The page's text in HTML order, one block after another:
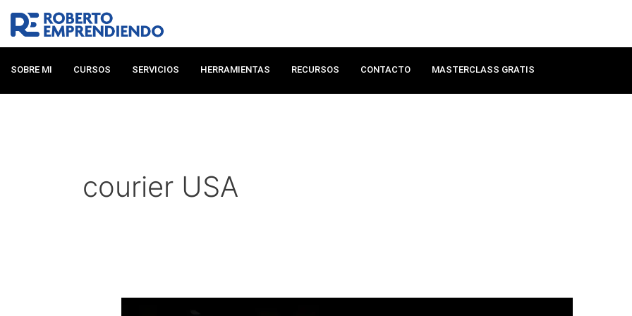
contenido
SOBRE MI CURSOS SERVICIOS HERRAMIENTAS RECURSOS CONTACTO MASTERCLASS GRATIS
courier USA